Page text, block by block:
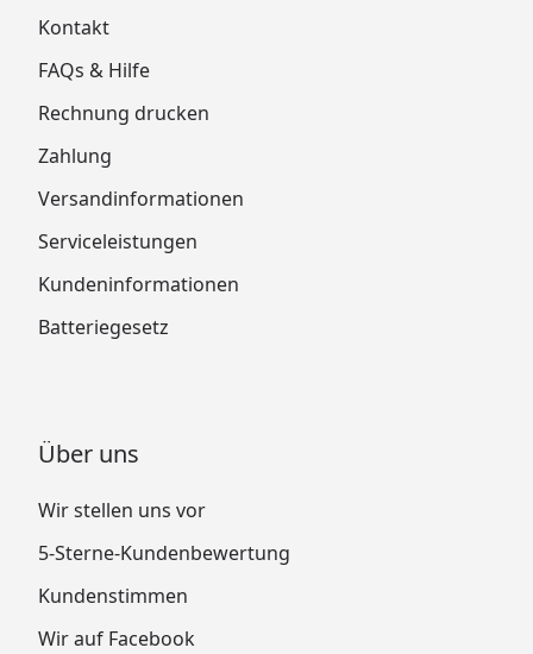
Kontakt
FAQs & Hilfe
Rechnung drucken
Zahlung
Versandinformationen
Serviceleistungen
Kundeninformationen
Batteriegesetz
Über uns
Wir stellen uns vor
5-Sterne-Kundenbewertung
Kundenstimmen
Wir auf Facebook